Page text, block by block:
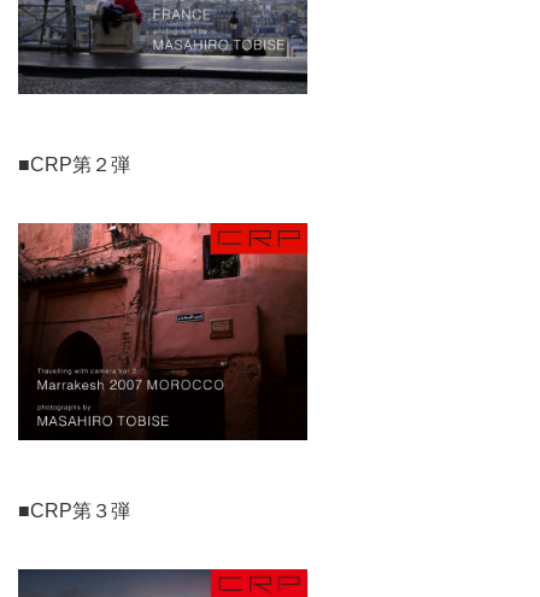
■CRP第２弾
■CRP第３弾